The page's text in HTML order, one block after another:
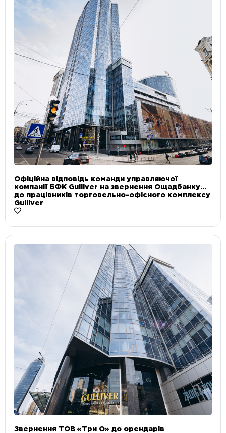
Офіційна відповідь команди управляючої
компанії БФК Gulliver на звернення Ощадбанку
до працівників торговельно-офісного комплексу
Gulliver
Звернення ТОВ «Три О» до орендарів